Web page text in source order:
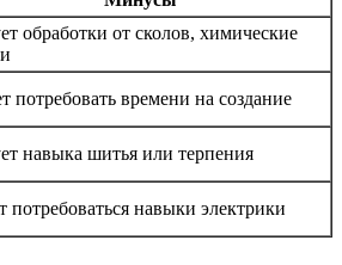
обработки от сколов, химические
потребовать времени на создание
навыка шитья или терпения
потребоваться навыки электрики